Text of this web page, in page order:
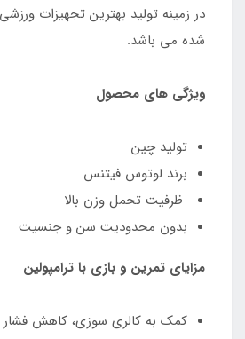
در زمینه تولید بهترین تجهیزات
شده می باشد.
ویژگی های محصول
تولید چین
برند لوتوس فیتنس
ظرفیت تحمل وزن بالا
بدون محدودیت سن و جنسیت
مزایای تمرین و بازی با ترامپولین
کمک به کالری سوزی، کاهش